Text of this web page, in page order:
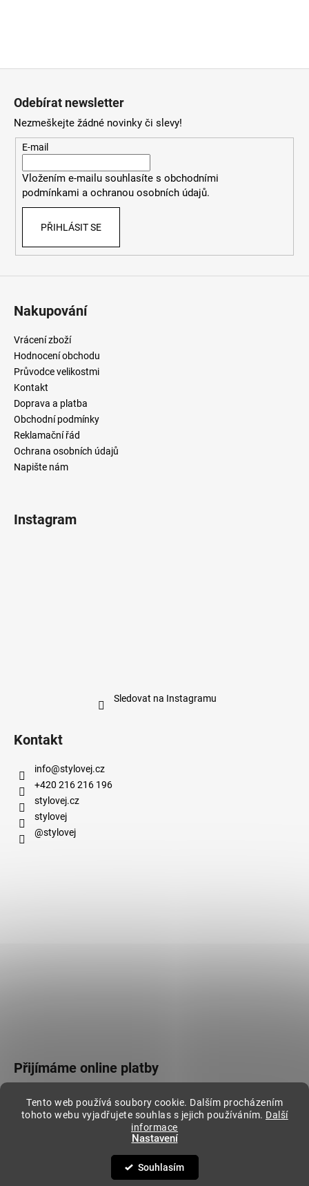
Tento web používá soubory cookie. Dalším procházením
tohoto webu vyjadřujete souhlas s jejich používáním. Další
informace
Nastavení
Souhlasím
Odebírat newsletter
Nezmeškejte žádné novinky či slevy!
E-mail
Vložením e-mailu souhlasítes obchodními
podmínkami a ochranou osobních údajů.
PŘIHLÁSIT SE
Nakupování
Vrácení zboží
Hodnocení obchodu
Průvodce velikostmi
Kontakt
Doprava a platba
Obchodní podmínky
Reklamační řád
Ochrana osobních údajů
Napište nám
Instagram
Sledovat na Instagramu
Kontakt
info@stylovej.cz
+420 216 216 196
stylovej.cz
stylovej
@stylovej
Přijímáme online platby
Vytvořil Shoptet
Stylovej. Všechna práva vyhrazena.